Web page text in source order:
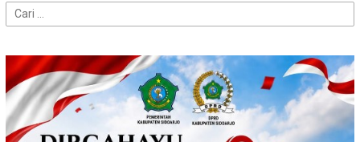
Cari
untuk: